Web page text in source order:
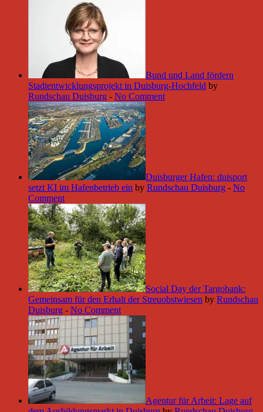
Bund und Land fördern
Stadtentwicklungsprojekt in Duisburg-Hochfeld by
Rundschau Duisburg - No Comment
Duisburger Hafen: duisport
setzt KI im Hafenbetrieb ein by Rundschau Duisburg - No
Comment
Social Day der Targobank:
Gemeinsam für den Erhalt der Streuobstwiesen by Rundschau
Duisburg - No Comment
Agentur für Arbeit: Lage auf